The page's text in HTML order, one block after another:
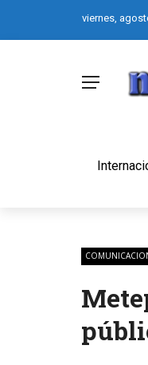
viernes,